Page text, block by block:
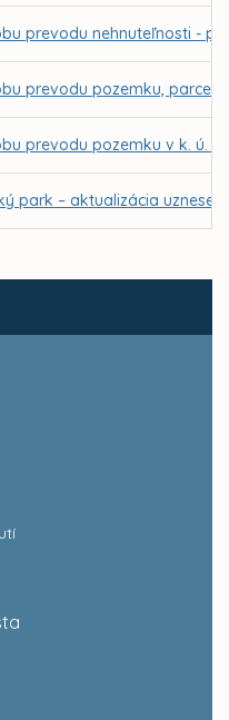
prevodu nehnuteľnosti -
prevodu pozemku,
prevodu pozemku v k. ú.
park – aktualizácia